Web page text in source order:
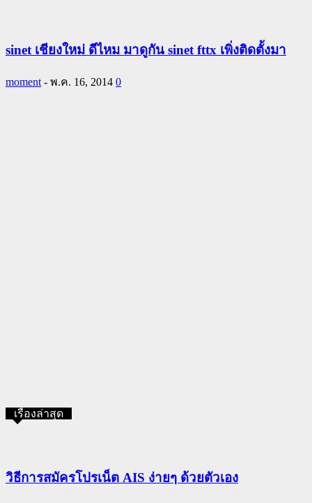
sinet เชียงใหม่ ดีไหม มาดูกัน sinet fttx เพิ่งติดตั้งมา
moment - พ.ค. 16, 2014 0
เรื่องล่าสุด
วิธีการสมัครโปรเน็ต AIS ง่ายๆ ด้วยตัวเอง